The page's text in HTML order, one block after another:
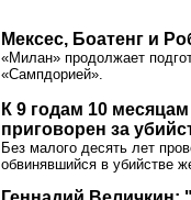
Мексес, Боатенг и
«Милан» продолжает
«Сампдорией».
К 9 годам 10
приговорен за
Без малого десять лет
обвинявшийся в убийстве